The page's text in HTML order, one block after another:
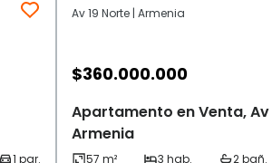
Av 19 Norte | Armenia
$360.000.000
Apartamento en Venta, Av
Armenia